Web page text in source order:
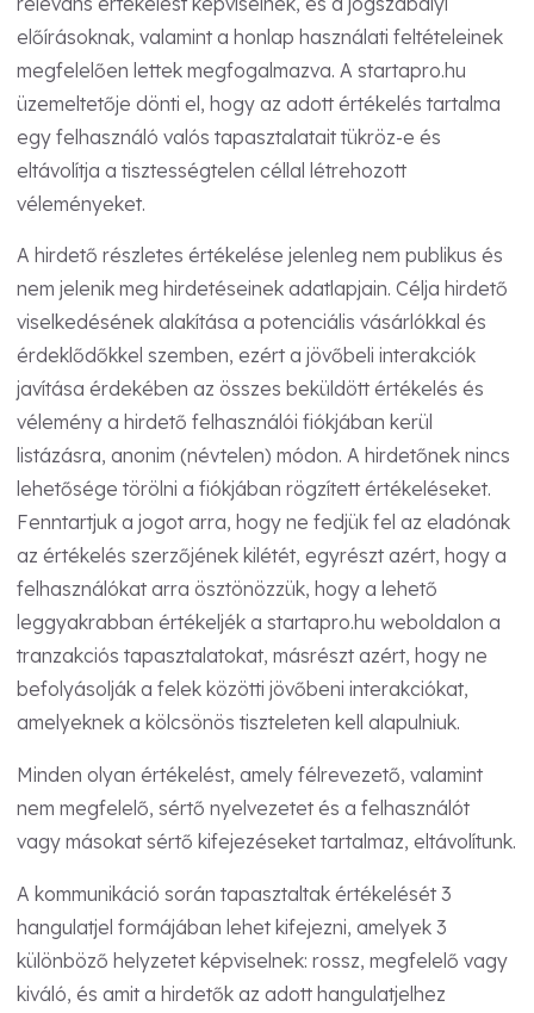
előírásoknak, valamint a honlap használati feltételeinek
megfelelően lettek megfogalmazva. A startapro.hu
üzemeltetője dönti el, hogy az adott értékelés tartalma
egy felhasználó valós tapasztalatait tükröz-e és
eltávolítja a tisztességtelen céllal létrehozott
véleményeket.
A hirdető részletes értékelése jelenleg nem publikus és
nem jelenik meg hirdetéseinek adatlapjain. Célja hirdető
viselkedésének alakítása a potenciális vásárlókkal és
érdeklődőkkel szemben, ezért a jövőbeli interakciók
javítása érdekében az összes beküldött értékelés és
vélemény a hirdető felhasználói fiókjában kerül
listázásra, anonim (névtelen) módon. A hirdetőnek nincs
lehetősége törölni a fiókjában rögzített értékeléseket.
Fenntartjuk a jogot arra, hogy ne fedjük fel az eladónak
az értékelés szerzőjének kilétét, egyrészt azért, hogy a
felhasználókat arra ösztönözzük, hogy a lehető
leggyakrabban értékeljék a startapro.hu weboldalon a
tranzakciós tapasztalatokat, másrészt azért, hogy ne
befolyásolják a felek közötti jövőbeni interakciókat,
amelyeknek a kölcsönös tiszteleten kell alapulniuk.
Minden olyan értékelést, amely félrevezető, valamint
nem megfelelő, sértő nyelvezetet és a felhasználót
vagy másokat sértő kifejezéseket tartalmaz, eltávolítunk.
A kommunikáció során tapasztaltak értékelését 3
hangulatjel formájában lehet kifejezni, amelyek 3
különböző helyzetet képviselnek: rossz, megfelelő vagy
kiváló, és amit a hirdetők az adott hangulatjelhez